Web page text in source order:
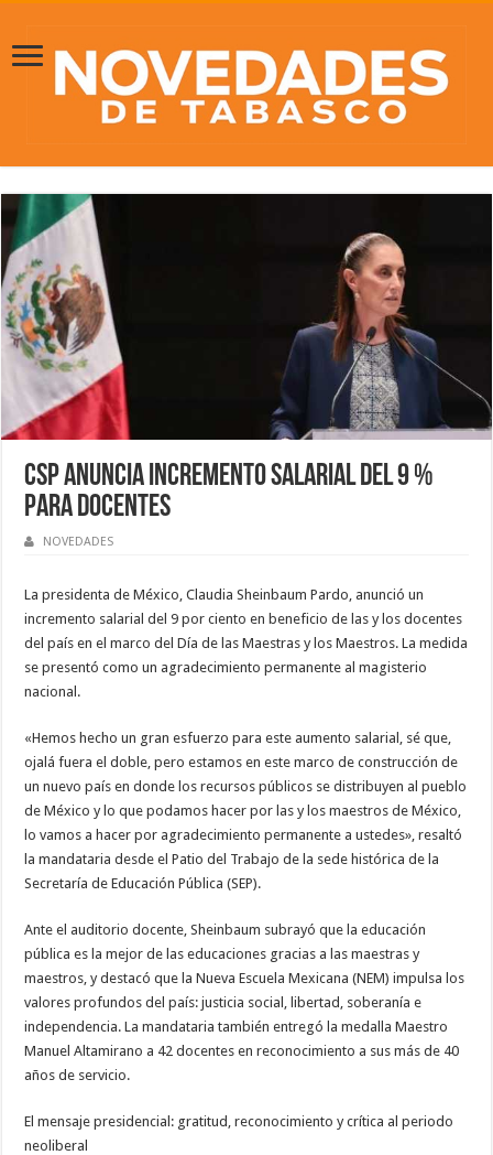
CSP anuncia incremento salarial del 9 %
para docentes
NOVEDADES
La presidenta de México, Claudia Sheinbaum Pardo, anunció un
incremento salarial del 9 por ciento en beneficio de las y los docentes
del país en el marco del Día de las Maestras y los Maestros. La medida
se presentó como un agradecimiento permanente al magisterio
nacional.
«Hemos hecho un gran esfuerzo para este aumento salarial, sé que,
ojalá fuera el doble, pero estamos en este marco de construcción de
un nuevo país en donde los recursos públicos se distribuyen al pueblo
de México y lo que podamos hacer por las y los maestros de México,
lo vamos a hacer por agradecimiento permanente a ustedes», resaltó
la mandataria desde el Patio del Trabajo de la sede histórica de la
Secretaría de Educación Pública (SEP).
Ante el auditorio docente, Sheinbaum subrayó que la educación
pública es la mejor de las educaciones gracias a las maestras y
maestros, y destacó que la Nueva Escuela Mexicana (NEM) impulsa los
valores profundos del país: justicia social, libertad, soberanía e
independencia. La mandataria también entregó la medalla Maestro
Manuel Altamirano a 42 docentes en reconocimiento a sus más de 40
años de servicio.
El mensaje presidencial: gratitud, reconocimiento y crítica al periodo
neoliberal